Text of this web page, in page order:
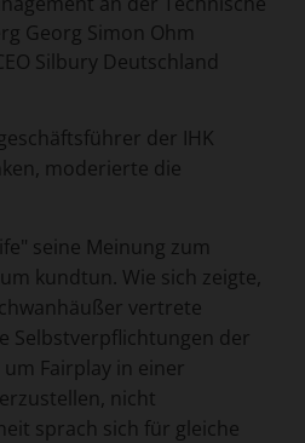
Georg Simon Ohm
Silbury Deutschland
der IHK
moderierte die
seine Meinung zum
kundtun. Wie sich zeigte,
vertrete
Selbstverpflichtungen der
Fairplay in einer
nicht
sprach sich für gleiche